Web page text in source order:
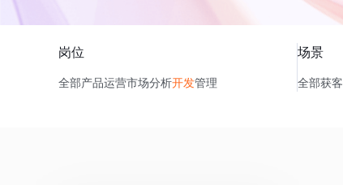
岗位
全部产品运营市场分析开发管理
场景
全部获客